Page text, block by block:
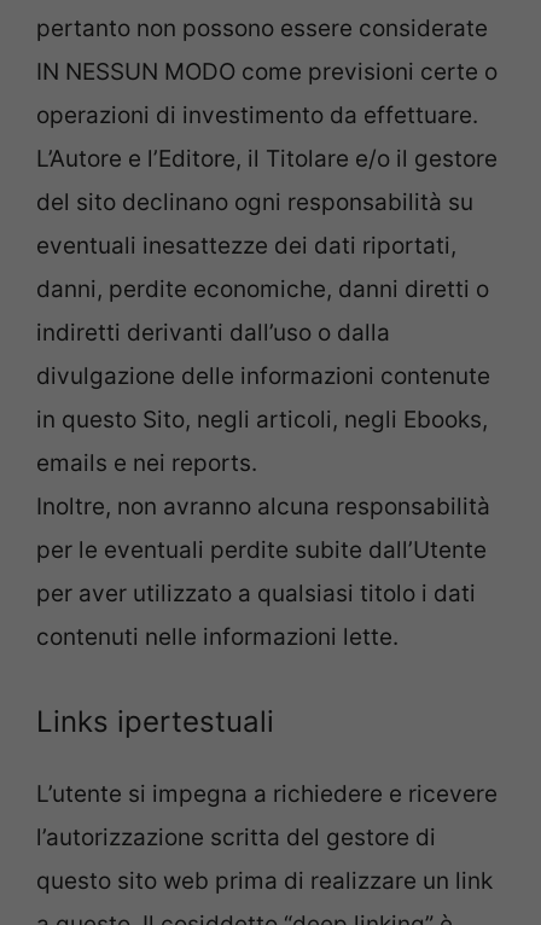
pertanto non possono essere considerate
IN NESSUN MODO come previsioni certe o
operazioni di investimento da effettuare.
L’Autore e l’Editore, il Titolare e/o il gestore
del sito declinano ogni responsabilità su
eventuali inesattezze dei dati riportati,
danni, perdite economiche, danni diretti o
indiretti derivanti dall’uso o dalla
divulgazione delle informazioni contenute
in questo Sito, negli articoli, negli Ebooks,
emails e nei reports.
Inoltre, non avranno alcuna responsabilità
per le eventuali perdite subite dall’Utente
per aver utilizzato a qualsiasi titolo i dati
contenuti nelle informazioni lette.
Links ipertestuali
L’utente si impegna a richiedere e ricevere
l’autorizzazione scritta del gestore di
questo sito web prima di realizzare un link